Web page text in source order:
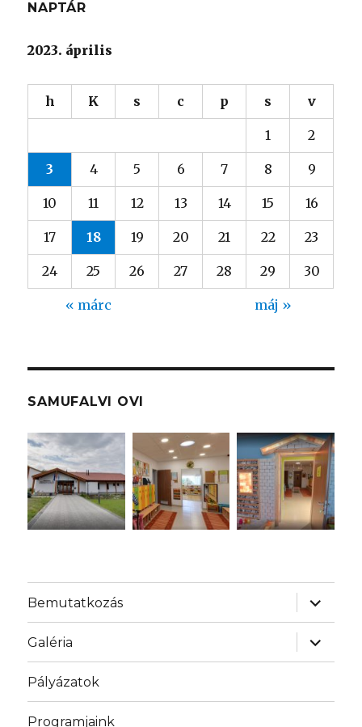
NAPTÁR
2023. április
h K s c p s v
1 2
3 4 5 6 7 8 9
10 11 12 13 14 15 16
17 18 19 20 21 22 23
24 25 26 27 28 29 30
« márc máj »
SAMUFALVI OVI
Bemutatkozás
almenü
Galéria
almenü
Pályázatok
Programjaink